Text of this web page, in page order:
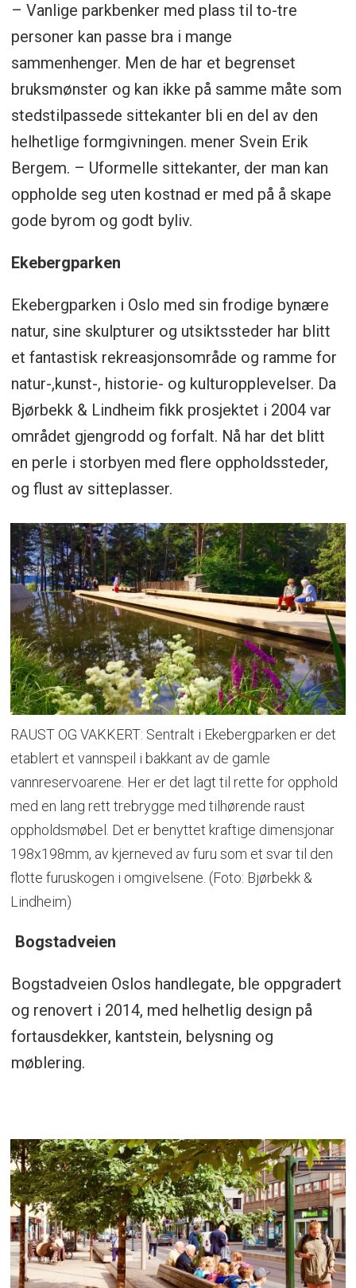
– Vanlige parkbenker med plass til to-tre
personer kan passe bra i mange
sammenhenger. Men de har et begrenset
bruksmønster og kan ikke på samme måte som
stedstilpassede sittekanter bli en del av den
helhetlige formgivningen. mener Svein Erik
Bergem. – Uformelle sittekanter, der man kan
oppholde seg uten kostnad er med på å skape
gode byrom og godt byliv.
Ekebergparken
Ekebergparken i Oslo med sin frodige bynære
natur, sine skulpturer og utsiktssteder har blitt
et fantastisk rekreasjonsområde og ramme for
natur-,kunst-, historie- og kulturopplevelser. Da
Bjørbekk & Lindheim fikk prosjektet i 2004 var
området gjengrodd og forfalt. Nå har det blitt
en perle i storbyen med flere oppholdssteder,
og flust av sitteplasser.
RAUST OG VAKKERT: Sentralt i Ekebergparken er det
etablert et vannspeil i bakkant av de gamle
vannreservoarene. Her er det lagt til rette for opphold
med en lang rett trebrygge med tilhørende raust
oppholdsmøbel. Det er benyttet kraftige dimensjonar
198x198mm, av kjerneved av furu som et svar til den
flotte furuskogen i omgivelsene. (Foto: Bjørbekk &
Lindheim)
Bogstadveien
Bogstadveien Oslos handlegate, ble oppgradert
og renovert i 2014, med helhetlig design på
fortausdekker, kantstein, belysning og
møblering.